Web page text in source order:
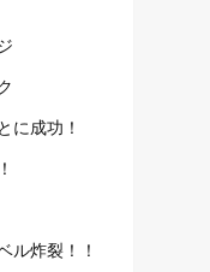
に成功！
ル炸裂！！